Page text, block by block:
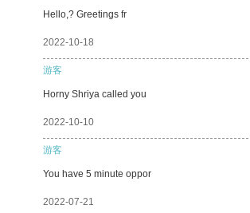
Hello,? Greetings fr
2022-10-18
游客
Horny Shriya called you
2022-10-10
游客
You have 5 minute oppor
2022-07-21